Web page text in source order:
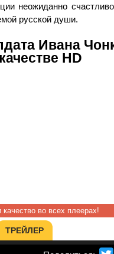
неожиданно
русской души.
Ивана
HD
во всех плеерах!
ТРЕЙЛЕР